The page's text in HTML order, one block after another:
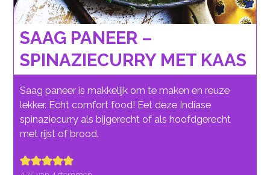
SAAG PANEER –
SPINAZIECURRY MET KAAS
Saag paneer is makkelijk om te maken en reuze
lekker. Echt comfort food! Eet deze Indiase
spinaziecurry als bijgerecht of als hoofdgerecht
met rijst of brood.